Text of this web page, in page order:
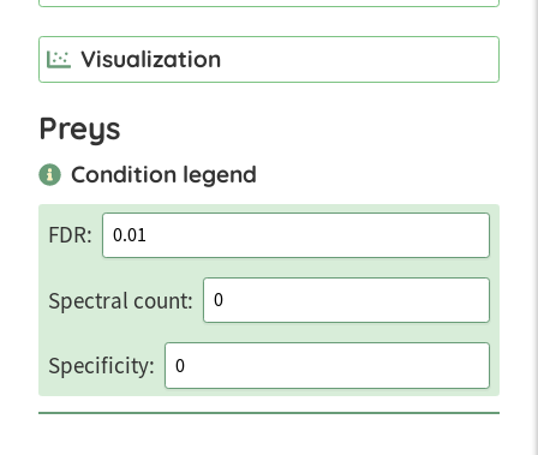
Visualization
Preys
Condition legend
FDR:
Spectral count:
Specificity: